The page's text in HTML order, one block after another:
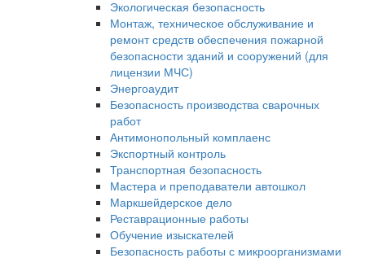
Экологическая безопасность
Монтаж, техническое обслуживание и
ремонт средств обеспечения пожарной
безопасности зданий и сооружений (для
лицензии МЧС)
Энергоаудит
Безопасность производства сварочных
работ
Антимонопольный комплаенс
Экспортный контроль
Транспортная безопасность
Мастера и преподаватели автошкол
Маркшейдерское дело
Реставрационные работы
Обучение изыскателей
Безопасность работы с микроорганизмами